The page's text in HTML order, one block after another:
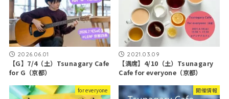
2026.06.01
【G】7/4（土）Tsunagary Cafe
for G（京都）
2021.03.09
【満席】4/10（土）Tsunagary
Cafe for everyone（京都）
for everyone 開催情報